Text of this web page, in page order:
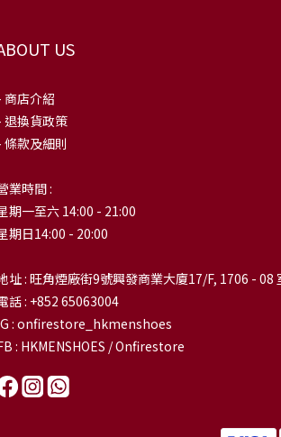
US
商店介紹
退換貨政策
條款及細則
業時間 :
期一至六 14:00 - 21:00
期日14:00 - 20:00
址 : 旺角煙廠街9號興發商業大廈17/F, 1706 - 08
話 : +852 65063004
: onfirestore_hkmenshoes
: HKMENSHOES / Onfirestore